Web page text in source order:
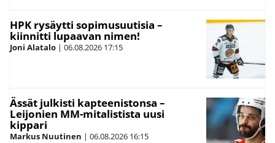
HPK rysäytti sopimusuutisia –
kiinnitti lupaavan nimen!
Joni Alatalo | 06.08.2026 17:15
Ässät julkisti kapteenistonsa –
Leijonien MM-mitalistista uusi
kippari
Markus Nuutinen | 06.08.2026 16:15